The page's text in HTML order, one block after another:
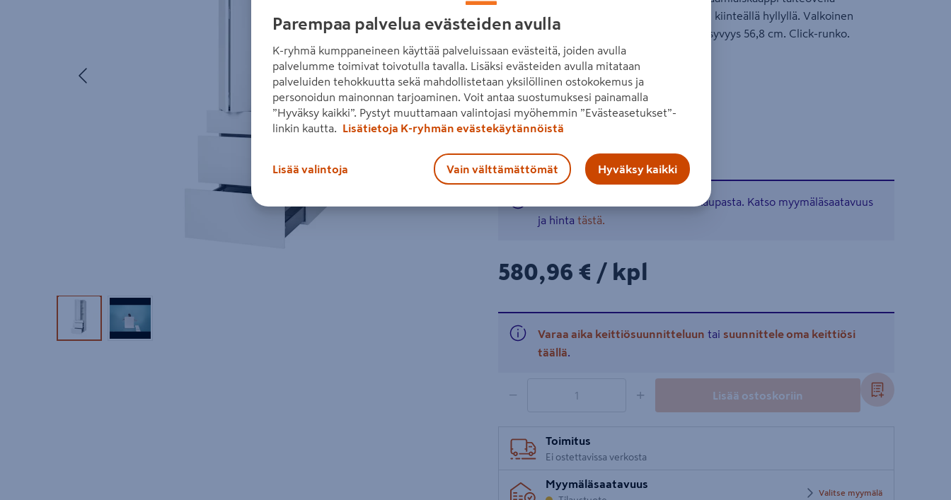
Seuraava
Tuotekuva 1Tuotekuva 2
(vasenkätinen), 3 laatikolla, 2 ylähyllyllä ja 1 kiinteällä hyllyllä. Valkoinen
kalvopintainen Alppila-ovi. Korkeus 192 ja syvyys 56,8 cm. Click-runko.
Click-runkorakenne
Soft Close -saranat
Lue koko tuotekuvaus
Tuote ei ole ostettavissa verkkokaupasta. Katso myymäläsaatavuus
ja hinta tästä.
580,96€/kpl
580,96 € / kpl
Varaa aika keittiösuunnitteluun tai suunnittele oma keittiösi
täällä
− + Lisää ostoskoriin
Toimitus
Ei ostettavissa verkosta
Myymäläsaatavuus
Valitse myymälä
Parempaa palvelua evästeiden avulla
K-ryhmä kumppaneineen käyttää palveluissaan evästeitä, joiden avulla
palvelumme toimivat toivotulla tavalla. Lisäksi evästeiden avulla mitataan
palveluiden tehokkuutta sekä mahdollistetaan yksilöllinen ostokokemus ja
personoidun mainonnan tarjoaminen. Voit antaa suostumuksesi painamalla
”Hyväksy kaikki”. Pystyt muuttamaan valintojasi myöhemmin ”Evästeasetukset”-
linkin kautta.
Lisätietoja K-ryhmän evästekäytännöistä
Lisää valintoja Vain välttämättömät Hyväksy kaikki